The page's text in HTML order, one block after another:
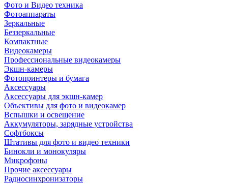
Фото и Видео техника
Фотоаппараты
Зеркальные
Беззеркальные
Компактные
Видеокамеры
Профессиональные видеокамеры
Экшн-камеры
Фотопринтеры и бумага
Аксессуары
Аксессуары для экшн-камер
Объективы для фото и видеокамер
Вспышки и освещение
Аккумуляторы, зарядные устройства
Софтбоксы
Штативы для фото и видео техники
Бинокли и монокуляры
Микрофоны
Прочие аксессуары
Радиосинхронизаторы